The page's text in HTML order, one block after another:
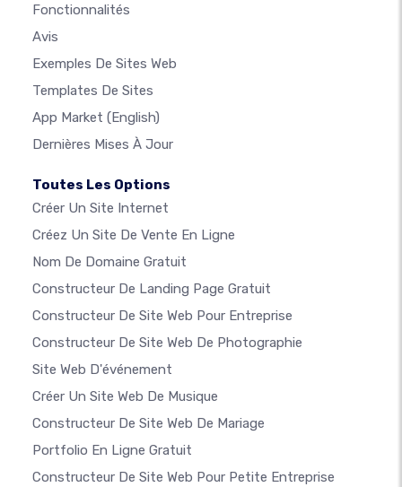
Fonctionnalités
Avis
Exemples De Sites Web
Templates De Sites
App Market (English)
Dernières Mises À Jour
Toutes Les Options
Créer Un Site Internet
Créez Un Site De Vente En Ligne
Nom De Domaine Gratuit
Constructeur De Landing Page Gratuit
Constructeur De Site Web Pour Entreprise
Constructeur De Site Web De Photographie
Site Web D'événement
Créer Un Site Web De Musique
Constructeur De Site Web De Mariage
Portfolio En Ligne Gratuit
Constructeur De Site Web Pour Petite Entreprise